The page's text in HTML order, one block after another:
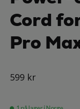
Cord
Pro
599 kr